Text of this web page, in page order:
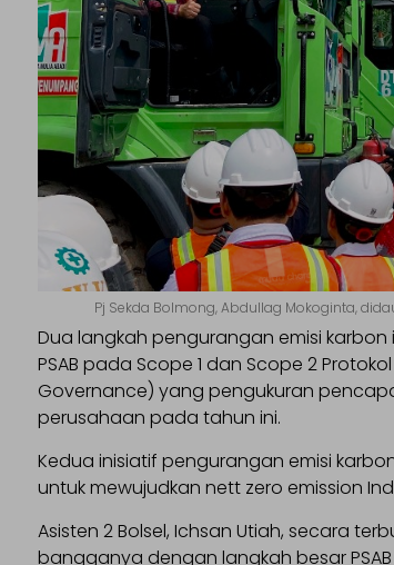
Pj Sekda Bolmong, Abdullag Mokoginta,
Dua langkah pengurangan emisi
PSAB pada Scope 1 dan Scope 2
Governance) yang pengukuran
perusahaan pada tahun ini.
Kedua inisiatif pengurangan emisi
untuk mewujudkan nett zero emission
Asisten 2 Bolsel, Ichsan Utiah, secara
bangganya dengan langkah besar